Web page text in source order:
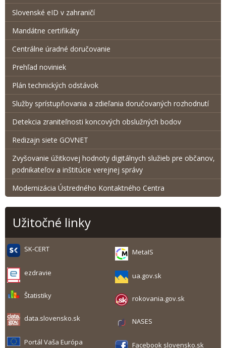
Slovenské eID v zahraničí
Mandátne certifikáty
Centrálne úradné doručovanie
Prehľad noviniek
Plán technických odstávok
Služby sprístupňovania a zdieľania doručovaných rozhodnutí
Detekcia zraniteľnosti koncových obslužných bodov
Redizajn siete GOVNET
Zvyšovanie úžitkovej hodnoty digitálnych služieb pre občanov,
podnikateľov a inštitúcie verejnej správy
Modernizácia Ústredného Kontaktného Centra
Užitočné linky
SK-CERT MetaIS
ezdravie ua.gov.sk
Štatistiky rokovania.gov.sk
data.slovensko.sk NASES
Portál Vaša Európa Facebook slovensko.sk